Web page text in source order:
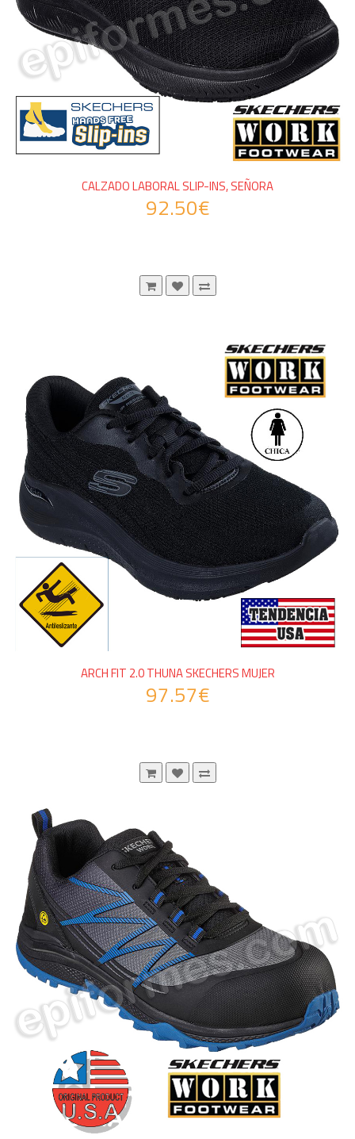
CALZADO LABORAL SLIP-INS, SEÑORA
92.50€
ARCH FIT 2.0 THUNA SKECHERS MUJER
97.57€